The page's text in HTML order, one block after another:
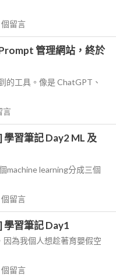
個留言
管理網站，終於
的工具。像是 ChatGPT、
言
習筆記 Day2 ML 及
machine learning分成三個
個留言
習筆記 Day1
為我個人想趁著育嬰假空
個留言